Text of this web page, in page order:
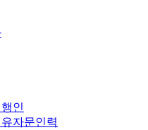
인
자문인력